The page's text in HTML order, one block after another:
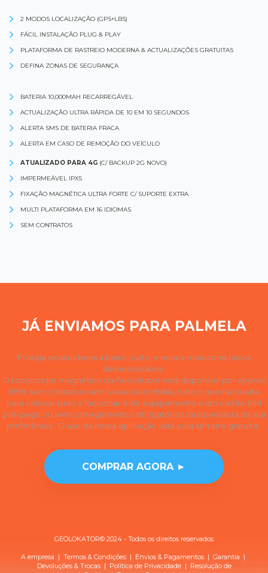
2 MODOS LOCALIZAÇÃO (GPS+LBS)
FÁCIL INSTALAÇÃO PLUG & PLAY
PLATAFORMA DE RASTREIO MODERNA & ACTUALIZAÇÕES GRATUITAS
DEFINA ZONAS DE SEGURANÇA
BATERIA 10,000MAH RECARREGÁVEL
ACTUALIZAÇÃO ULTRA RÁPIDA DE 10 EM 10 SEGUNDOS
ALERTA SMS DE BATERIA FRACA
ALERTA EM CASO DE REMOÇÃO DO VEÍCULO
ATUALIZADO PARA 4G (C/ BACKUP 2G NOVO)
IMPERMEÁVEL IPX5
FIXAÇÃO MAGNÉTICA ULTRA FORTE C/ SUPORTE EXTRA
MULTI PLATAFORMA EM 16 IDIOMAS
SEM CONTRATOS
JÁ ENVIAMOS PARA PALMELA
Proteja os seus bens a baixo custo, e nunca mais corra riscos
desnecessários.
O Localizador magnético da Geolokator está disponível por apenas
169€ sem contratos nem taxas escondidas, tudo o que necessita
para colocar tudo a funcionar é do equipamento e um cartão SIM
pré-pago ou sem carregamentos obrigatórios da operadora da sua
preferência. O uso da nossa aplicação será para sempre gratuita.
COMPRAR AGORA ►
GEOLOKATOR© 2024 - Todos os direitos reservados
A empresa | Termos & Condições | Envios & Pagamentos | Garantia |
Devoluções & Trocas| Política de Privacidade| Resolução de